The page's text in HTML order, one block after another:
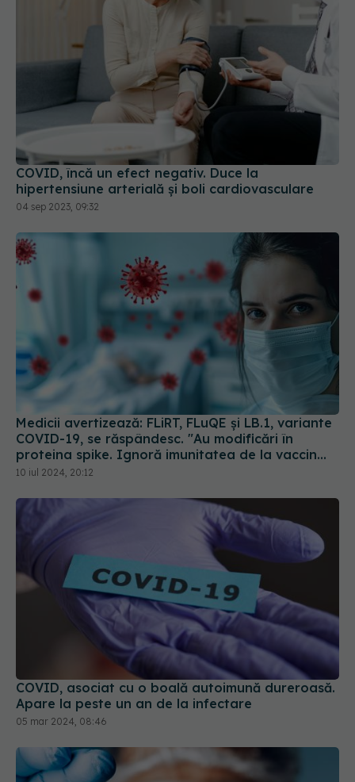
COVID, încă un efect negativ. Duce la
hipertensiune arterială și boli cardiovasculare
04 sep 2023, 09:32
Medicii avertizează: FLiRT, FLuQE și LB.1, variante
COVID-19, se răspândesc. "Au modificări în
proteina spike. Ignoră imunitatea de la vaccin
sau infectarea anterioară
10 iul 2024, 20:12
COVID, asociat cu o boală autoimună dureroasă.
Apare la peste un an de la infectare
05 mar 2024, 08:46